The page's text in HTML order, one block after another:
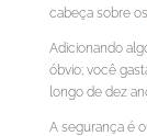
cabeça sobre os
Adicionando
óbvio; você
longo de dez
A segurança é